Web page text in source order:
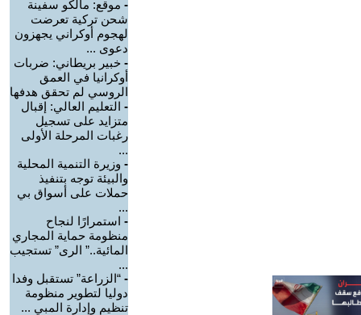
- موقع: مالكو سفينة
شحن تركية تعرضت
لهجوم أوكراني يجهزون
دعوى ...
- خبير بريطاني: ضربات
أوكرانيا في العمق
الروسي لم تحقق هدفها
- التعليم العالي: إقبال
متزايد على تسجيل
رغبات المرحلة الأولى
...
- وزيرة التنمية المحلية
والبيئة توجه بتنفيذ
حملات على أسواق بي
...
- استمرارًا لنجاح
منظومة حماية المجاري
المائية..” الرى” تستجيب
...
- “الزراعة” تستقبل وفدا
دوليا لتطوير منظومة
تنظيم وإدارة المبي ...